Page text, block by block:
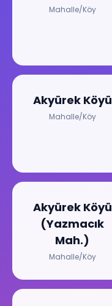
Mahalle/Köy
Akyürek Köyü
Mahalle/Köy
Akyürek Köyü
(Yazmacık
Mah.)
Mahalle/Köy